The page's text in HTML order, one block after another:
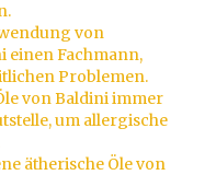
von
einen Fachmann,
Problemen.
von Baldini immer
um allergische
ätherische Öle von